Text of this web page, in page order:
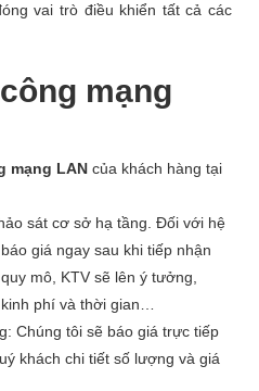
vai trò điều khiển tất cả các
mạng
mạng LAN của khách hàng tại
sát cơ sở hạ tầng. Đối với hệ
giá ngay sau khi tiếp nhận
mô, KTV sẽ lên ý tưởng,
phí và thời gian…
Chúng tôi sẽ báo giá trực tiếp
khách chi tiết số lượng và giá